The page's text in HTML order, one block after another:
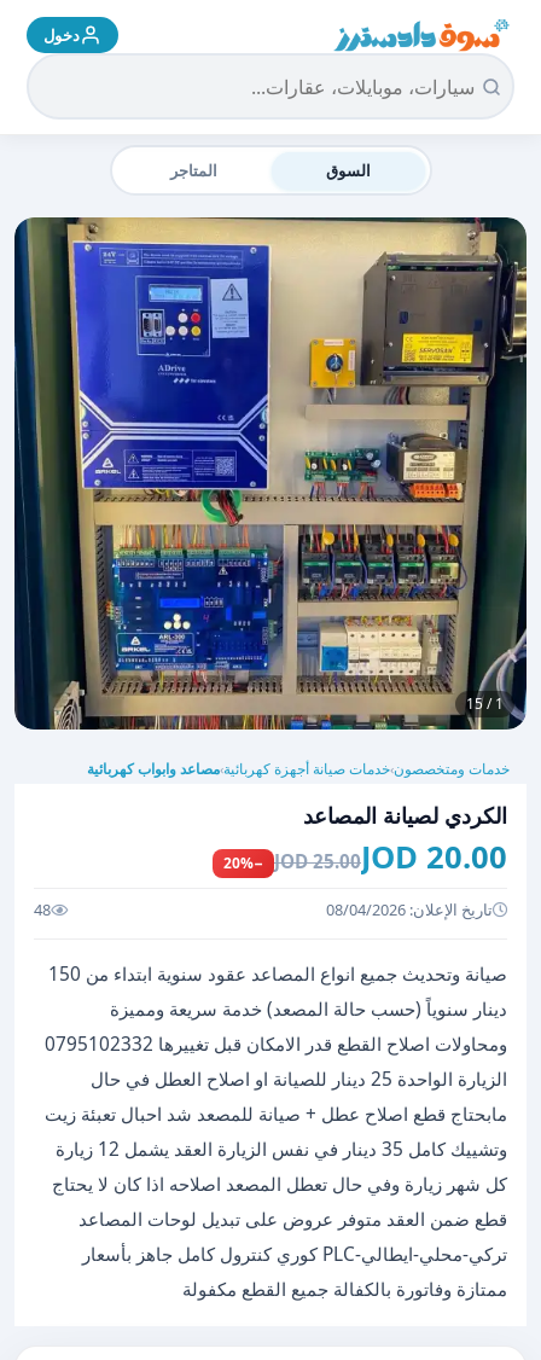
سوق دادسترز الرئيسية دخول
السوق المتاجر
1 / 15
خدمات ومتخصصون›خدمات صيانة أجهزة كهربائية›مصاعد وابواب كهربائية
الكردي لصيانة المصاعد
20.00 JOD
25.00 JOD
−20%
تاريخ الإعلان: 08/04/2026 48
صيانة وتحديث جميع انواع المصاعد عقود سنوية ابتداء من 150
دينار سنوياً (حسب حالة المصعد) خدمة سريعة ومميزة
ومحاولات اصلاح القطع قدر الامكان قبل تغييرها 0795102332
الزيارة الواحدة 25 دينار للصيانة او اصلاح العطل في حال
مابحتاج قطع اصلاح عطل + صيانة للمصعد شد احبال تعبئة زيت
وتشييك كامل 35 دينار في نفس الزيارة العقد يشمل 12 زيارة
كل شهر زيارة وفي حال تعطل المصعد اصلاحه اذا كان لا يحتاج
قطع ضمن العقد متوفر عروض على تبديل لوحات المصاعد
تركي-محلي-ايطالي-PLC كوري كنترول كامل جاهز بأسعار
ممتازة وفاتورة بالكفالة جميع القطع مكفولة